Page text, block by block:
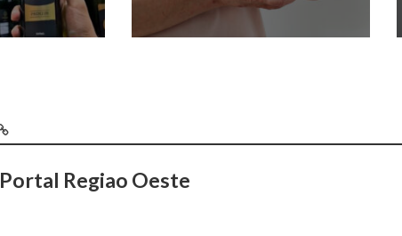
Portal Regiao Oeste